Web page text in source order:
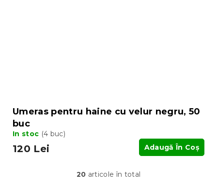
Umeras pentru haine cu velur negru, 50
buc
In stoc (4 buc)
120 Lei Adaugă În Coş
C
20 articole în total